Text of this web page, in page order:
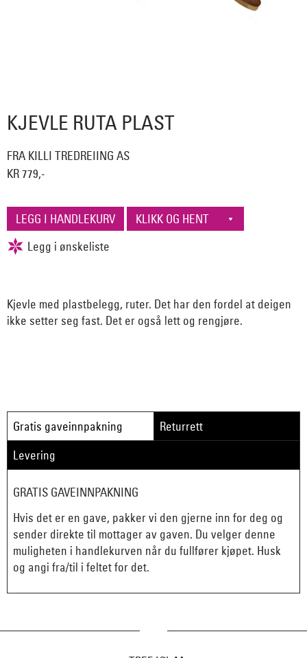
KJEVLE RUTA PLAST
FRA KILLI TREDREIING AS
KR 779,-
Kjevle med plastbelegg, ruter. Det har den fordel at deigen
ikke setter seg fast. Det er også lett og rengjøre.
Gratis gaveinnpakning
Returrett
Levering
GRATIS GAVEINNPAKNING
Hvis det er en gave, pakker vi den gjerne inn for deg og
sender direkte til mottager av gaven. Du velger denne
muligheten i handlekurven når du fullfører kjøpet. Husk
og angi fra/til i feltet for det.